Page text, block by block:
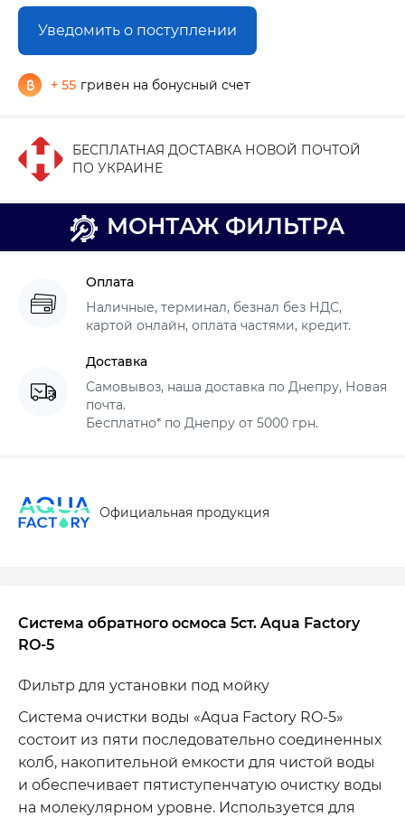
Уведомить о поступлении
+ 55 гривен на бонусный счет
БЕСПЛАТНАЯ ДОСТАВКА НОВОЙ ПОЧТОЙ
ПО УКРАИНЕ
МОНТАЖ ФИЛЬТРА
Оплата
Наличные, терминал, безнал без НДС,
картой онлайн, оплата частями, кредит.
Доставка
Самовывоз, наша доставка по Днепру, Новая
почта.
Бесплатно* по Днепру от 5000 грн.
Официальная продукция
Система обратного осмоса 5ст. Aqua Factory
RO-5
Фильтр для установки под мойку
Система очистки воды «Aqua Factory RO-5»
состоит из пяти последовательно соединенных
колб, накопительной емкости для чистой воды
и обеспечивает пятиступенчатую очистку воды
на молекулярном уровне. Используется для